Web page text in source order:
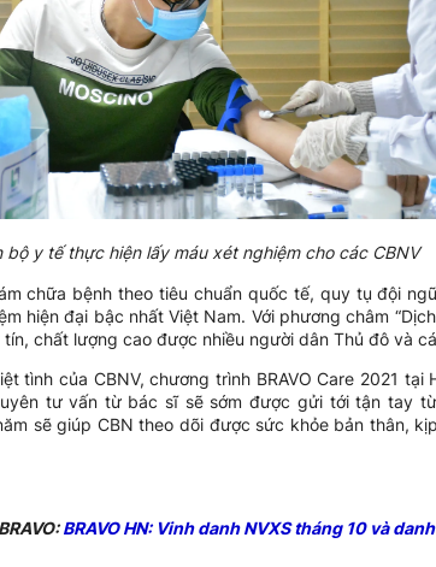
bộ y tế thực hiện lấy máu xét nghiệm cho các CBNV
chữa bệnh theo tiêu chuẩn quốc tế, quy tụ đội
hiện đại bậc nhất Việt Nam. Với phương châm
chất lượng cao được nhiều người dân Thủ đô và
tình của CBNV, chương trình BRAVO Care 2021
tư vấn từ bác sĩ sẽ sớm được gửi tới tận tay
sẽ giúp CBN theo dõi được sức khỏe bản thân,
BRAVO HN: Vinh danh NVXS tháng 10 và